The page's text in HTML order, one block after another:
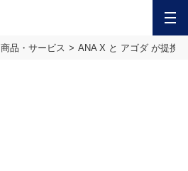
商品・サービス ANA X と アゴダ が提携